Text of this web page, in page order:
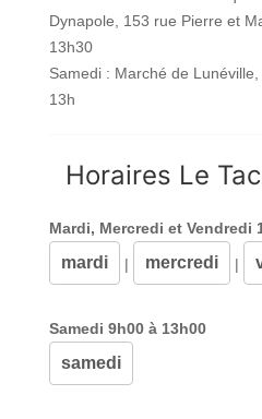
Dynapole, 153 rue Pierre et
13h30
Samedi : Marché de
13h
Horaires Le
Mardi, Mercredi et Vendredi
mardi | mercredi |
Samedi 9h00 à 13h00
samedi